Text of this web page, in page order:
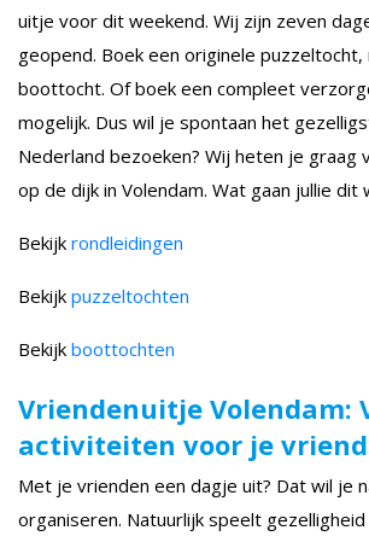
uitje voor dit weekend. Wij zijn zeven
geopend. Boek een originele
boottocht. Of boek een compleet
mogelijk. Dus wil je spontaan het
Nederland bezoeken? Wij heten je graag
op de dijk in Volendam. Wat gaan jullie dit
Bekijk rondleidingen
Bekijk puzzeltochten
Bekijk boottochten
Vriendenuitje Volendam:
activiteiten voor je
Met je vrienden een dagje uit? Dat wil je
organiseren. Natuurlijk speelt